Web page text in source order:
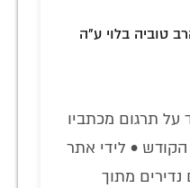
טוביה בלוי ע"ה
על תרגום מכתביו
• לידי אתר
נדירים מתוך